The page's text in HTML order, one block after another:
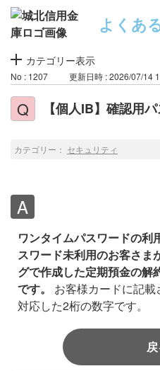
よくあ
カテゴリー表示
No : 1207 更新日時 : 2026/07/14
【個人IB】確認用
カテゴリー： セキュリティ
ワンタイムパスワードの利
スワード未利用のお客さま
グで作成した定期預金の解
です。
お客様カードに記
対応した2桁の数字です。